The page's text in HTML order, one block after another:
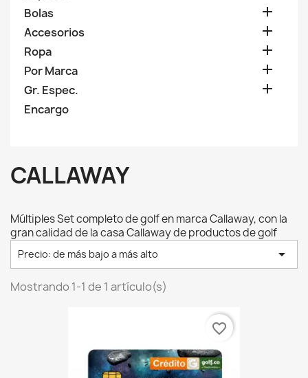
Bolas 
Accesorios 
Ropa 
Por Marca 
Gr. Espec. 
Encargo
CALLAWAY
Múltiples Set completo de golf en marca Callaway, con la
gran calidad de la casa Callaway de productos de golf
Precio: de más bajo a más alto 
Mostrando 1-1 de 1 artículo(s)
favorite_border